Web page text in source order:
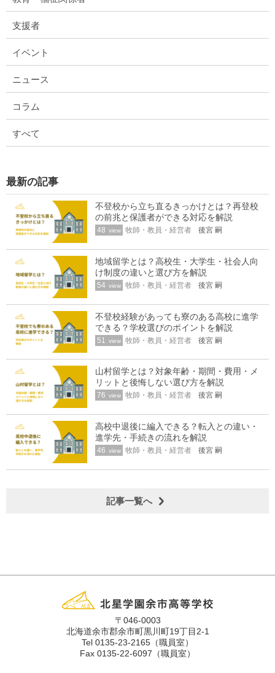
支援者
イベント
ニュース
コラム
すべて
最新の記事
不登校から立ち直るきっかけとは？再登校
の前兆と保護者ができる対応を解説
48 view 牧師・教員・経営者 後宮 嗣
地域留学とは？高校生・大学生・社会人向
け制度の違いと選び方を解説
54 view 牧師・教員・経営者 後宮 嗣
不登校経験があっても寮のある高校に進学
できる？学校選びのポイントを解説
51 view 牧師・教員・経営者 後宮 嗣
山村留学とは？対象年齢・期間・費用・メ
リットと後悔しない選び方を解説
76 view 牧師・教員・経営者 後宮 嗣
高校中退後に編入できる？転入との違い・
進学先・手続きの流れを解説
46 view 牧師・教員・経営者 後宮 嗣
記事一覧へ
〒046-0003
北海道余市郡余市町黒川町19丁目2-1
Tel 0135-23-2165（職員室）
Fax 0135-22-6097（職員室）